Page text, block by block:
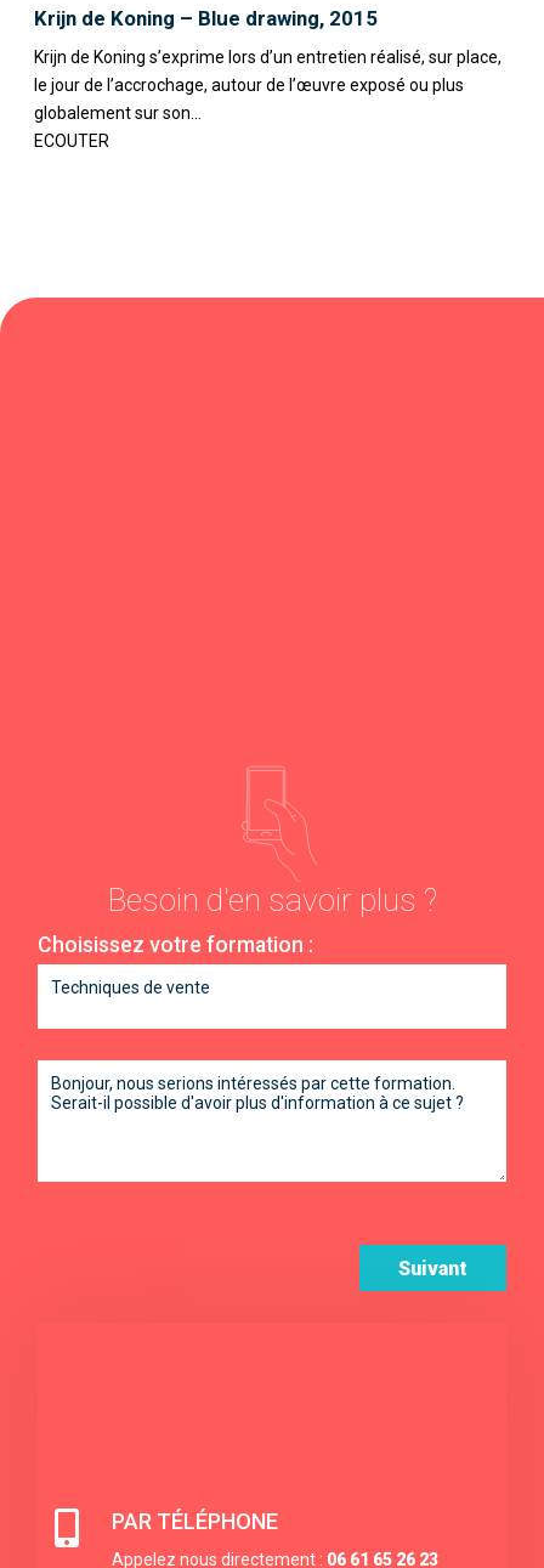
Krijn de Koning – Blue drawing, 2015
Krijn de Koning s’exprime lors d’un entretien réalisé, sur place,
le jour de l’accrochage, autour de l’œuvre exposé ou plus
globalement sur son...
ECOUTER
Besoin d'en savoir plus ?
Choisissez votre formation :
Suivant
 PAR TÉLÉPHONE
Appelez nous directement : 06 61 65 26 23